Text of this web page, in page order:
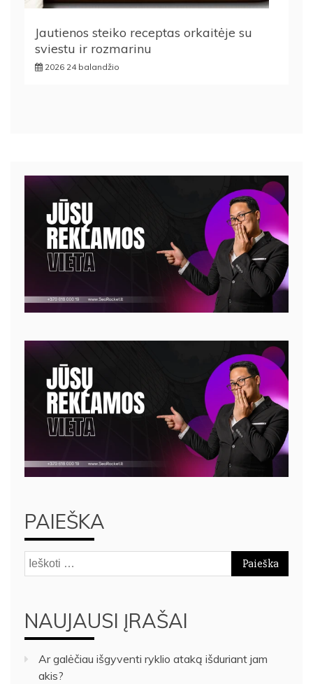
Jautienos steiko receptas orkaitėje su
sviestu ir rozmarinu
2026 24 balandžio
PAIEŠKA
Ieškoti:
NAUJAUSI ĮRAŠAI
Ar galėčiau išgyventi ryklio ataką išduriant jam
akis?